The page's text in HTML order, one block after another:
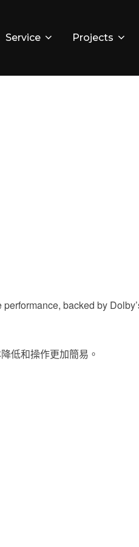
Service Projects
backed by
低和操作更加簡易。